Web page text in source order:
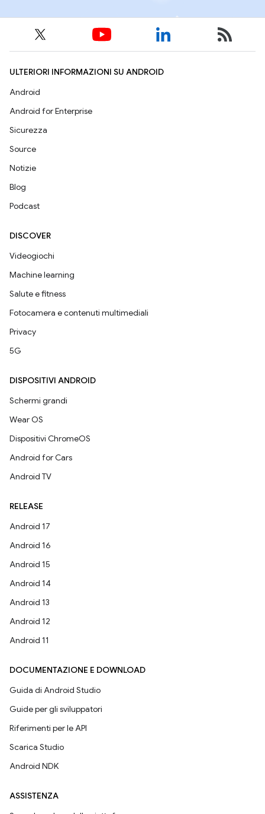
ULTERIORI INFORMAZIONI SU ANDROID
Android
Android for Enterprise
Sicurezza
Source
Notizie
Blog
Podcast
DISCOVER
Videogiochi
Machine learning
Salute e fitness
Fotocamera e contenuti multimediali
Privacy
5G
DISPOSITIVI ANDROID
Schermi grandi
Wear OS
Dispositivi ChromeOS
Android for Cars
Android TV
RELEASE
Android 17
Android 16
Android 15
Android 14
Android 13
Android 12
Android 11
DOCUMENTAZIONE E DOWNLOAD
Guida di Android Studio
Guide per gli sviluppatori
Riferimenti per le API
Scarica Studio
Android NDK
ASSISTENZA